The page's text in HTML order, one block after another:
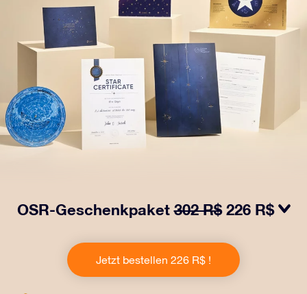
OSR-Geschenkpaket302 R$ 226 R$
Geschenkpaket! Dieses Geschenk enthält einen
schönen Umschlag und personalisierte Dokumente, die
an eine Adresse Ihrer Wahl gesendet werden, sowie
Jetzt bestellen 226 R$ !